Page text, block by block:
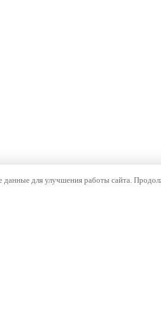
для улучшения работы сайта.